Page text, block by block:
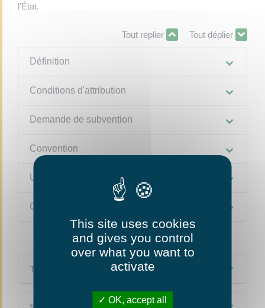
l’État.
Tout replier Tout déplier
Définition
Conditions d'attribution
Demande de subvention
Convention
Utilisation de la subvention
Comptes annuels
Textes de référence
This site uses cookies
and gives you control
over what you want to
activate
OK, accept all